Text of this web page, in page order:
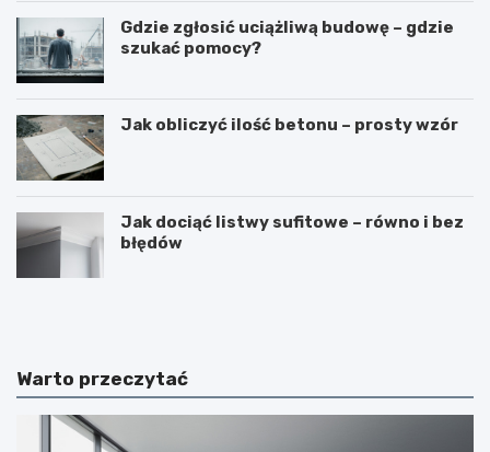
Gdzie zgłosić uciążliwą budowę – gdzie
szukać pomocy?
Jak obliczyć ilość betonu – prosty wzór
Jak dociąć listwy sufitowe – równo i bez
błędów
N
d
a
B
a
b
Warto przeczytać